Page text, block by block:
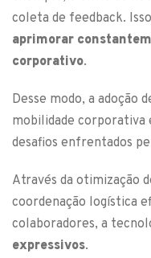
coleta de feedback.
aprimorar
corporativo.
Desse modo, a adoção
mobilidade corporativa
desafios enfrentados
Através da otimização
coordenação logística
colaboradores, a
expressivos.